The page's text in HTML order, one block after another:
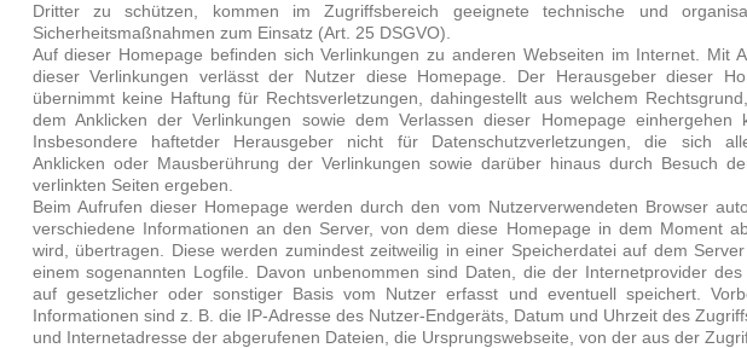
Dritter zu schützen, kommen im Zugriffsbereich geeignete technische und
Sicherheitsmaßnahmen zum Einsatz (Art. 25 DSGVO).
Auf dieser Homepage befinden sich Verlinkungen zu anderen Webseiten im Internet. Mit
dieser Verlinkungen verlässt der Nutzer diese Homepage. Der Herausgeber dieser
übernimmt keine Haftung für Rechtsverletzungen, dahingestellt aus welchem
dem Anklicken der Verlinkungen sowie dem Verlassen dieser Homepage einhergehen
Insbesondere haftetder Herausgeber nicht für Datenschutzverletzungen, die sich
Anklicken oder Mausberührung der Verlinkungen sowie darüber hinaus durch Besuch
verlinkten Seiten ergeben.
Beim Aufrufen dieser Homepage werden durch den vom Nutzerverwendeten Browser
verschiedene Informationen an den Server, von dem diese Homepage in dem Moment
wird, übertragen. Diese werden zumindest zeitweilig in einer Speicherdatei auf dem Server
einem sogenannten Logfile. Davon unbenommen sind Daten, die der Internetprovider des
auf gesetzlicher oder sonstiger Basis vom Nutzer erfasst und eventuell speichert.
Informationen sind z. B. die IP-Adresse des Nutzer-Endgeräts, Datum und Uhrzeit des
und Internetadresse der abgerufenen Dateien, die Ursprungswebseite, von der aus der